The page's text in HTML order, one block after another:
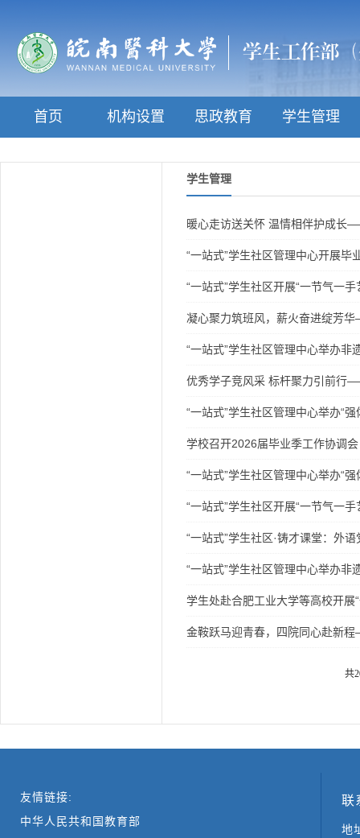
首页 机构设置 思政教育 学生管理
学生管理
暖心走访送关怀 温情相伴护成长
“一站式”学生社区管理中心开展毕
“一站式”学生社区开展“一节气一
凝心聚力筑班风，薪火奋进绽芳
“一站式”学生社区管理中心举办非
优秀学子竞风采 标杆聚力引前行
“一站式”学生社区管理中心举办“
学校召开2026届毕业季工作协调会
“一站式”学生社区管理中心举办“
“一站式”学生社区开展“一节气一
“一站式”学生社区·铸才课堂：外
“一站式”学生社区管理中心举办非
学生处赴合肥工业大学等高校开展
金鞍跃马迎青春，四院同心赴新
共
友情链接:
中华人民共和国教育部
联
地